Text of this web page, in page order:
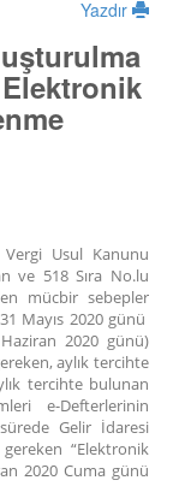
Yazdır
Vergi Usul Kanunu
ve 518 Sıra No.lu
mücbir sebepler
Mayıs 2020 günü
2020 günü)
aylık tercihte
tercihte bulunan
e-Defterlerinin
Gelir İdaresi
“Elektronik
2020 Cuma günü